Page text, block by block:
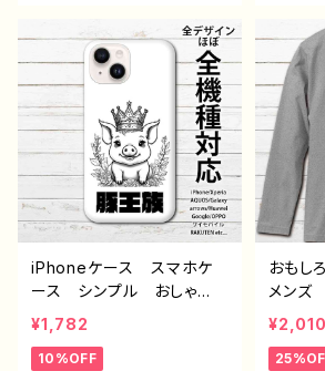
ャツ デザイン コラボ
オリジナル デザイン グッ
ズ タイトル：アバンチュー
ル カラーグレー 作：んご
ミック C-3
ャラ
応 メ
13/
a
ド お
気 イ
師 ク
ナル
イトル
作：ん
iPhoneケース スマホケ
ース シンプル おしゃ
れ 面白い おもしろスマ
ホケース イラスト ブ
タ 動物 ゆるかわ ゆる
¥1,782
10%OFF
おもし
メン
シャツ
れ イ
物 ゆ
¥2,010